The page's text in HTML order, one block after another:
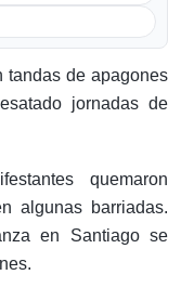
tandas de apagones
jornadas de
quemaron
algunas barriadas.
en Santiago se